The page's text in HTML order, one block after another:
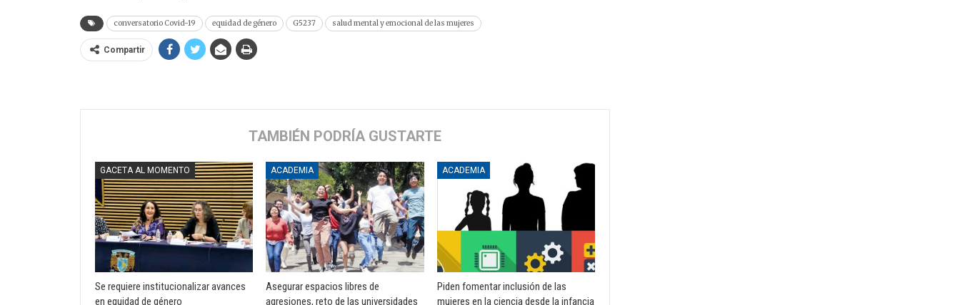
conversatorio Covid-19 equidad de género G5237 salud mental y emocional de las mujeres
Compartir
TAMBIÉN PODRÍA GUSTARTE
GACETA AL MOMENTO
Se requiere institucionalizar avances
en equidad de género
ACADEMIA
Asegurar espacios libres de
agresiones, reto de las universidades
ACADEMIA
Piden fomentar inclusión de las
mujeres en la ciencia desde la infancia